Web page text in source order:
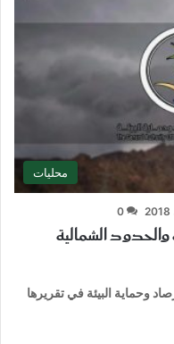
محليات
0
الشمالية
وحماية البيئة في تقريرها